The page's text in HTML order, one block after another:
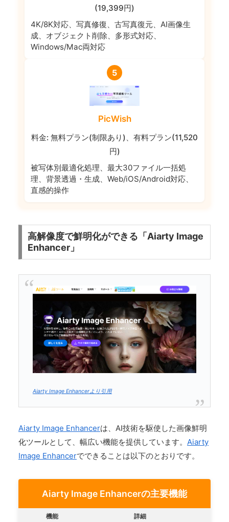
(19,399円)
4K/8K対応、写真修復、古写真復元、AI画像生
成、オブジェクト削除、多形式対応、
Windows/Mac両対応
5
PicWish
料金: 無料プラン(制限あり)、有料プラン(11,520
円)
被写体別最適化処理、最大30ファイル一括処
理、背景透過・生成、Web/iOS/Android対応、
直感的操作
高解像度で鮮明化ができる「Aiarty Image
Enhancer」
Aiarty Image Enhancerより引用
Aiarty Image Enhancerは、AI技術を駆使した画像鮮明
化ツールとして、幅広い機能を提供しています。 Aiarty
Image Enhancerでできることは以下のとおりです。
Aiarty Image Enhancerの主要機能
機能 詳細